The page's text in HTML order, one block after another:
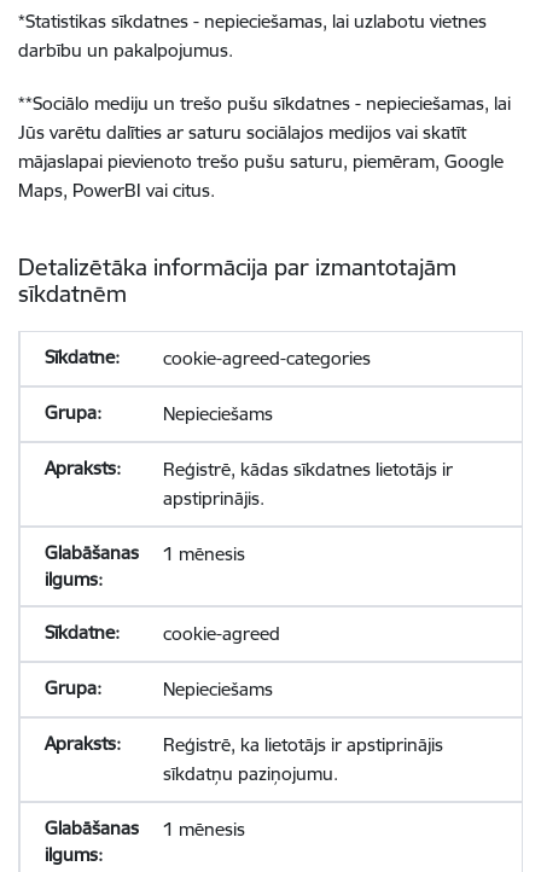
*Statistikas sīkdatnes - nepieciešamas, lai uzlabotu vietnes
darbību un pakalpojumus.
**Sociālo mediju un trešo pušu sīkdatnes - nepieciešamas, lai
Jūs varētu dalīties ar saturu sociālajos medijos vai skatīt
mājaslapai pievienoto trešo pušu saturu, piemēram, Google
Maps, PowerBI vai citus.
Detalizētāka informācija par izmantotajām
sīkdatnēm
cookie-agreed-categories
Nepieciešams
Reģistrē, kādas sīkdatnes lietotājs ir
apstiprinājis.
1 mēnesis
cookie-agreed
Nepieciešams
Reģistrē, ka lietotājs ir apstiprinājis
sīkdatņu paziņojumu.
1 mēnesis